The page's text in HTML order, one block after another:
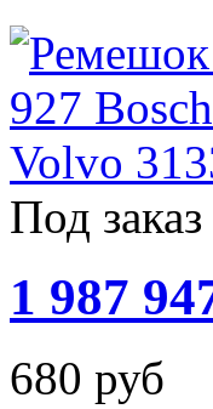
Под заказ
1 987
680 руб